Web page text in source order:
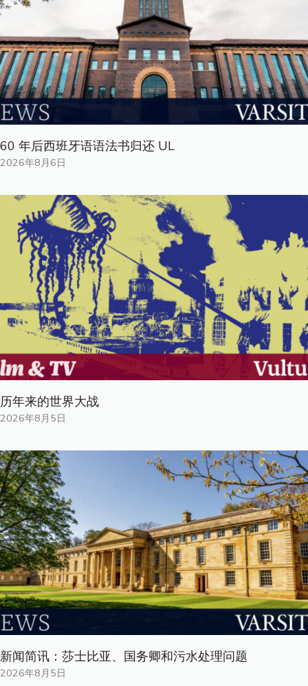
60 年后西班牙语语法书归还 UL
2026年8月6日
历年来的世界大战
2026年8月5日
新闻简讯：莎士比亚、国务卿和污水处理问题
2026年8月5日